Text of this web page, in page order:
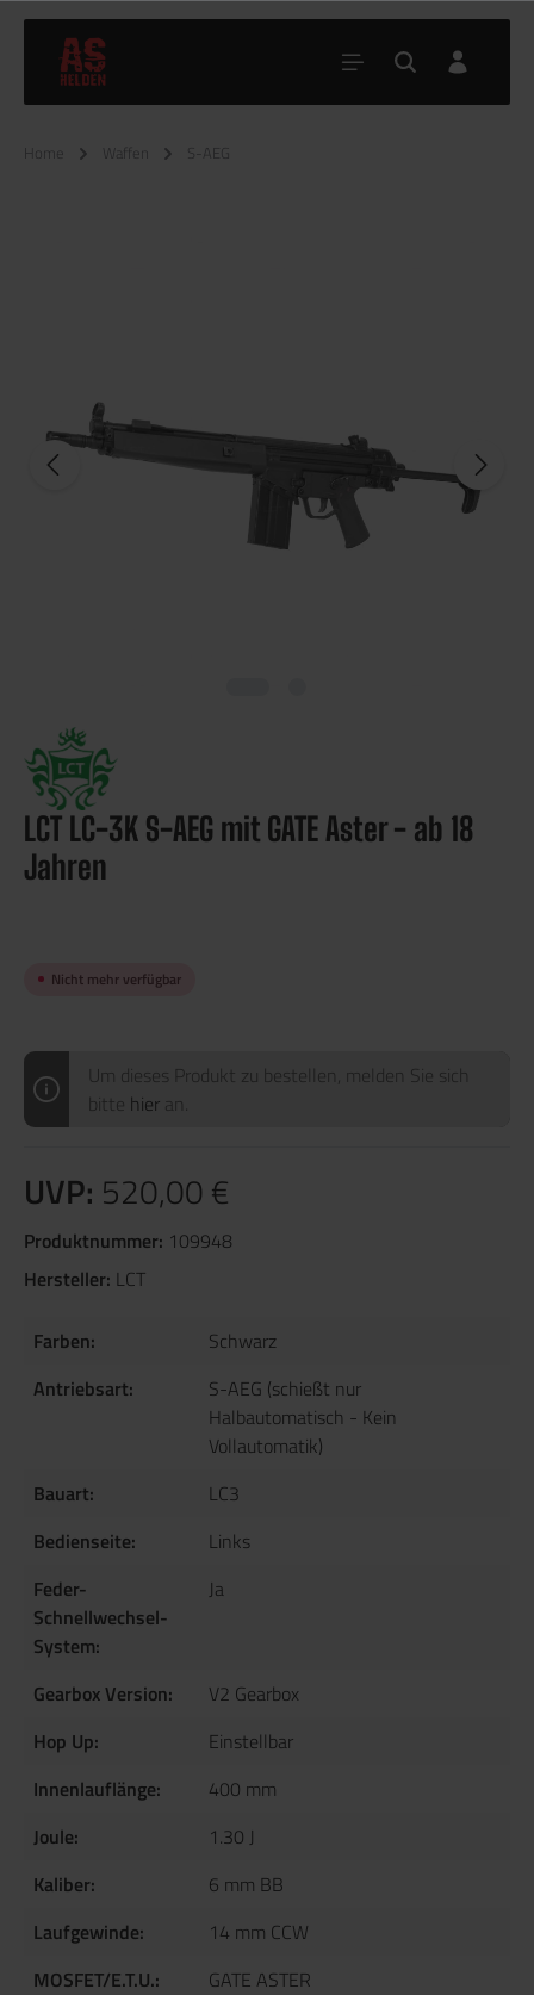
Home Waffen S-AEG
LCT LC-3K S-AEG mit GATE Aster - ab 18
Jahren
Nicht mehr verfügbar
Um dieses Produkt zu bestellen, melden Sie sich
bitte hier an.
UVP: 520,00 €
Produktnummer: 109948
Hersteller: LCT
Farben:
Schwarz
Antriebsart:
S-AEG (schießt nur
Halbautomatisch - Kein
Vollautomatik)
Bauart:
LC3
Bedienseite:
Links
Feder-
Schnellwechsel-
System:
Ja
Gearbox Version:
V2 Gearbox
Hop Up:
Einstellbar
Innenlauflänge:
400 mm
Joule:
1.30 J
Kaliber:
6 mm BB
Laufgewinde:
14 mm CCW
MOSFET/E.T.U.:
GATE ASTER